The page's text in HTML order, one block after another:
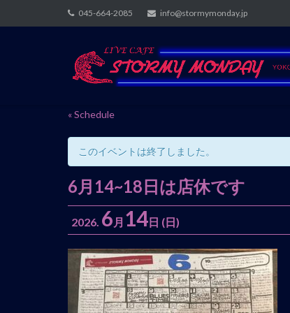
to
045-664-2085 info@stormymonday.jp
« Schedule
このイベントは終了しました。
6月14~18日は店休です
2026. 6 月 14日 (日)
イ
ベ
ン
ト